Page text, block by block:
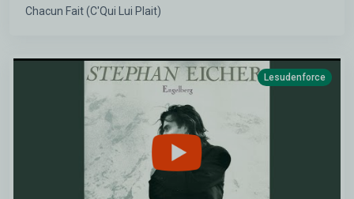
Chacun Fait (C'Qui Lui Plait)
Lesudenforce